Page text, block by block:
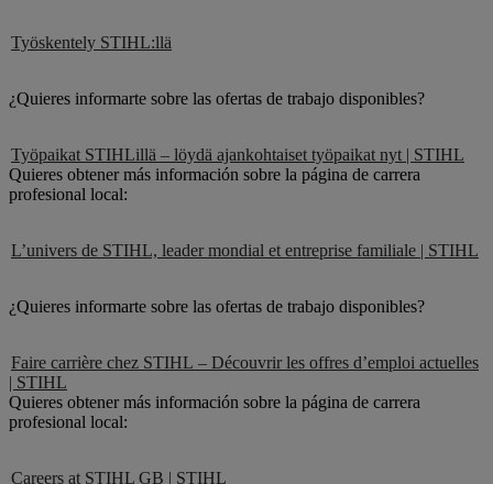
Työskentely STIHL:llä
¿Quieres informarte sobre las ofertas de trabajo disponibles?
Työpaikat STIHLillä – löydä ajankohtaiset työpaikat nyt | STIHL
Quieres obtener más información sobre la página de carrera
profesional local:
L’univers de STIHL, leader mondial et entreprise familiale | STIHL
¿Quieres informarte sobre las ofertas de trabajo disponibles?
Faire carrière chez STIHL – Découvrir les offres d’emploi actuelles
| STIHL
Quieres obtener más información sobre la página de carrera
profesional local:
Careers at STIHL GB | STIHL